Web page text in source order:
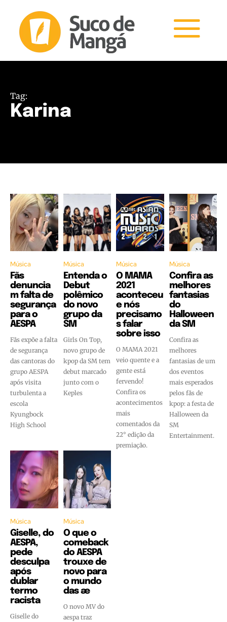
Tag:
Karina
Música
Fãs
denuncia
m falta de
segurança
para o
AESPA
Fãs expõe a falta
de segurança
das cantoras do
grupo AESPA
após visita
turbulenta a
escola
Kyungbock
High School
Música
Entenda o
Debut
polêmico
do novo
grupo da
SM
Girls On Top,
novo grupo de
kpop da SM tem
debut marcado
junto com o
Keples
Música
O MAMA
2021
aconteceu
e nós
precisamo
s falar
sobre isso
O MAMA 2021
veio quente e a
gente está
fervendo!
Confira os
acontecimentos
mais
comentados da
22° edição da
premiação.
Música
Confira as
melhores
fantasias
do
Halloween
da SM
Confira as
melhores
fantasias de um
dos eventos
mais esperados
pelos fãs de
kpop: a festa de
Halloween da
SM
Entertainment.
Música
Giselle, do
AESPA,
pede
desculpa
após
dublar
termo
racista
Giselle do
Música
O que o
comeback
do AESPA
trouxe de
novo para
o mundo
das æ
O novo MV do
aespa traz